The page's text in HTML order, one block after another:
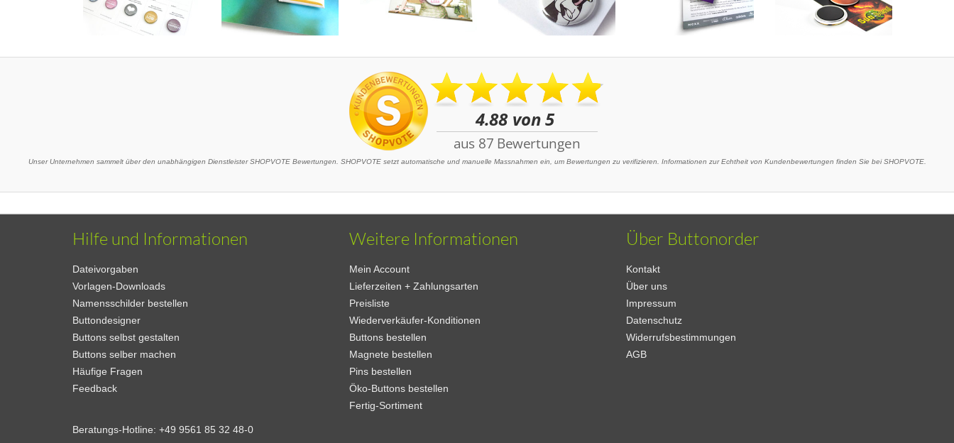
Unser Unternehmen sammelt über den unabhängigen Dienstleister SHOPVOTE Bewertungen. SHOPVOTE setzt automatische und manuelle Massnahmen ein, um Bewertungen zu verifizieren. Informationen zur Echtheit von Kundenbewertungen finden Sie bei SHOPVOTE.
Hilfe und Informationen
Dateivorgaben
Vorlagen-Downloads
Namensschilder bestellen
Buttondesigner
Buttons selbst gestalten
Buttons selber machen
Häufige Fragen
Feedback
Weitere Informationen
Mein Account
Lieferzeiten + Zahlungsarten
Preisliste
Wiederverkäufer-Konditionen
Buttons bestellen
Magnete bestellen
Pins bestellen
Öko-Buttons bestellen
Fertig-Sortiment
Über Buttonorder
Kontakt
Über uns
Impressum
Datenschutz
Widerrufsbestimmungen
AGB
Beratungs-Hotline: +49 9561 85 32 48-0